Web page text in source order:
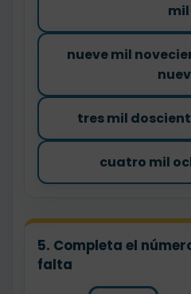
mil
nueve mil
tres mil
cuatro mil
5. Completa el
falta